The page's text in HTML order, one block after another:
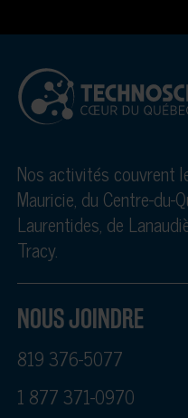
Nos activités couvrent
Mauricie, du Centre-du-
Laurentides, de
Tracy.
NOUS JOINDRE
819 376-5077
1 877 371-0970